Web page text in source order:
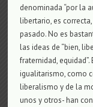
denominada “por la
libertario, es
pasado. No es
las ideas de “bien,
fraternidad,
igualitarismo, como
liberalismo y de la
unos y otros- han